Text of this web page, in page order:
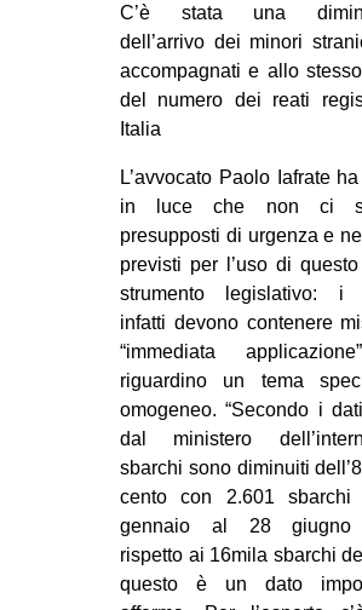
C’è stata una
dell’arrivo dei minori
accompagnati e allo
del numero dei reati
Italia
L’avvocato Paolo Iafrate
in luce che non ci
presupposti di urgenza e
previsti per l’uso di
strumento legislativo: i
infatti devono contenere
“immediata
riguardino un tema
omogeneo. “Secondo i
dal ministero
sbarchi sono diminuiti
cento con 2.601
gennaio al 28 giugno
rispetto ai 16mila sbarchi
questo è un dato